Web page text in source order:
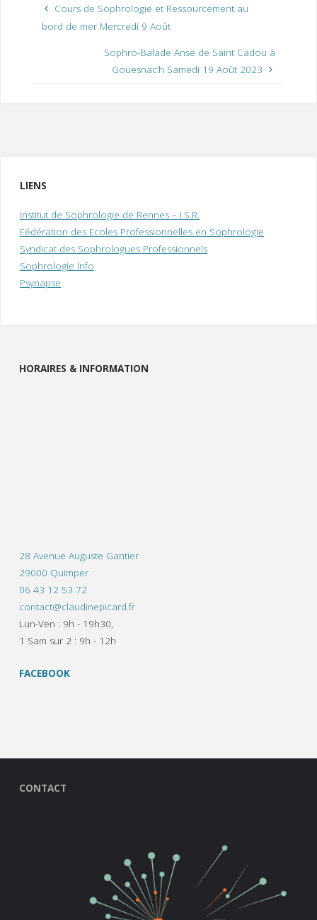
Cours de Sophrologie et Ressourcement au
bord de mer Mercredi 9 Août
Sophro-Balade Anse de Saint Cadou à
Gouesnac’h Samedi 19 Août 2023
LIENS
Institut de Sophrologie de Rennes – I.S.R.
Fédération des Ecoles Professionnelles en Sophrologie
Syndicat des Sophrologues Professionnels
Sophrologie Info
Psynapse
HORAIRES & INFORMATION
28 Avenue Auguste Gantier
29000 Quimper
06 43 12 53 72
contact@claudinepicard.fr
Lun-Ven : 9h - 19h30,
1 Sam sur 2 : 9h - 12h
FACEBOOK
CONTACT